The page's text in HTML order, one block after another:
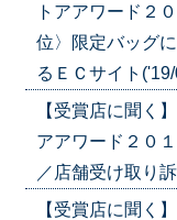
トアアワード２
位〉限定バッグ
るＥＣサイト
【受賞店に聞く
アアワード２０
／店舗受け取り
【受賞店に聞